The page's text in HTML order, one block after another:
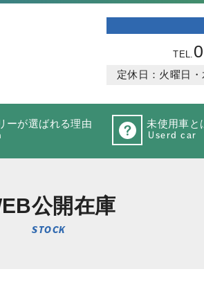
TEL.
定休日：火曜日
ーが選ばれる理由
未使用車と
Userd car
公開在庫
STOCK